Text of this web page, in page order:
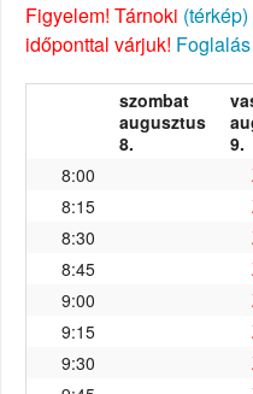
Figyelem! Tárnoki (térkép)
időponttal várjuk!
szombat
augusztus
8.
9.
8:00
8:15
8:30
8:45
9:00
9:15
9:30